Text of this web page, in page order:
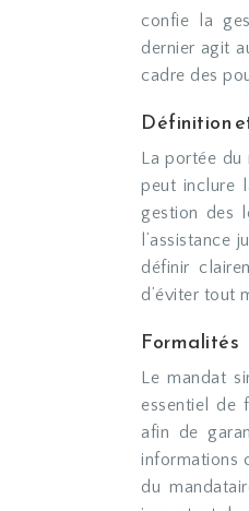
confie la
dernier agit
cadre des
Définition
La portée du
peut inclure
gestion des
l’assistance
définir
d’éviter tout
Formalités
Le mandat
essentiel de
afin de
informations
du